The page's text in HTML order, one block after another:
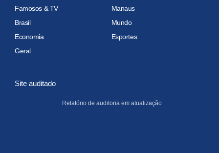
Famosos & TV
Manaus
Brasil
Mundo
Economia
Esportes
Geral
Site auditado
Relatório de auditoria em atualização